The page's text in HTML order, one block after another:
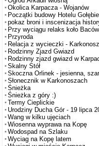
Okolica Karpacza - Wojanów
Początki budowy Hotelu
pokaz broni i inscenizacja
Przy wyciągu relaks koło
Przyroda
Relacja z wycieczki -
Rodzinny Zjazd Gwiazd
Rodzinny zjazd gwiazd w
Skalny Stół
Skoczna Orlinek - jesienna,
Słonecznik w Karkonoszach
Śnieżka
Śnieżka z góry :)
Termy Cieplickie
Urodziny Ducha Gór - 19 lipca
Wang w kilku ujęciach
Wiosenna wyprawa na Kopę
Wodospad na Szlaku
Wyciag na Kopę latem